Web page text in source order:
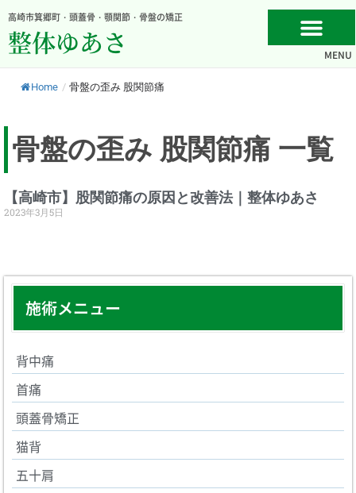
容
を
高崎市箕郷町・頭蓋骨・顎関節・骨盤の矯正
整体ゆあさ MENU
Home / 骨盤の歪み 股関節痛
施術メニュー
背中痛
首痛
頭蓋骨矯正
猫背
五十肩
骨盤の歪み 股関節痛 一覧
【高崎市】股関節痛の原因と改善法｜整体ゆあさ
2023年3月5日